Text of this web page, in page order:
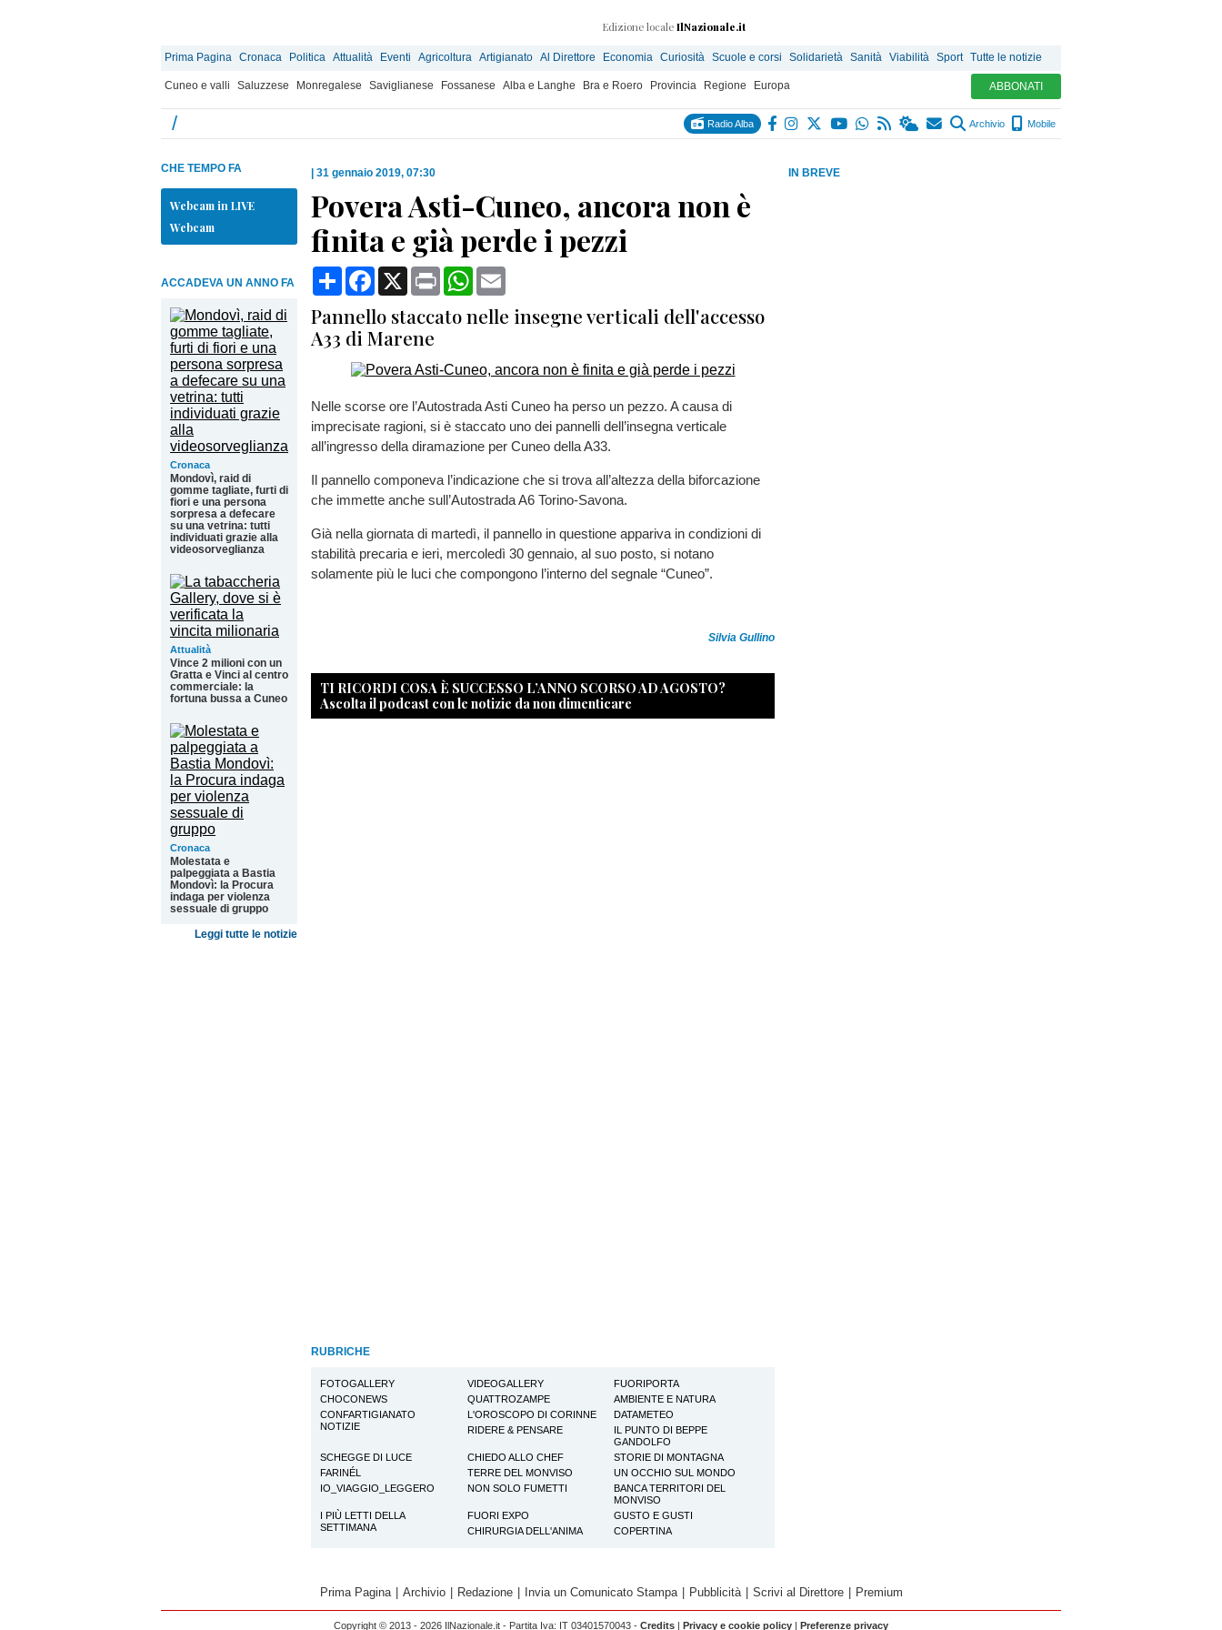
Edizione locale IlNazionale.it
Prima Pagina Cronaca Politica Attualità Eventi Agricoltura Artigianato Al Direttore Economia Curiosità Scuole e corsi Solidarietà Sanità Viabilità Sport Tutte le notizie
Cuneo e valli Saluzzese Monregalese Saviglianese Fossanese Alba e Langhe Bra e Roero Provincia Regione Europa ABBONATI
/ Radio Alba Archivio Mobile
IN BREVE
CHE TEMPO FA
Webcam in LIVE
Webcam
ACCADEVA UN ANNO FA
Cronaca
Mondovì, raid di
gomme tagliate, furti di
fiori e una persona
sorpresa a defecare
su una vetrina: tutti
individuati grazie alla
videosorveglianza
Attualità
Vince 2 milioni con un
Gratta e Vinci al centro
commerciale: la
fortuna bussa a Cuneo
Cronaca
Molestata e
palpeggiata a Bastia
Mondovì: la Procura
indaga per violenza
sessuale di gruppo
Leggi tutte le notizie
31 gennaio 2019, 07:30
Povera Asti-Cuneo, ancora non è
finita e già perde i pezzi
CondividiFacebook
X Print WhatsApp
Pannello staccato nelle insegne verticali dell'accesso
A33 di Marene
Nelle scorse ore l’Autostrada Asti Cuneo ha perso un pezzo. A causa di
imprecisate ragioni, si è staccato uno dei pannelli dell’insegna verticale
all’ingresso della diramazione per Cuneo della A33.
Il pannello componeva l’indicazione che si trova all’altezza della biforcazione
che immette anche sull’Autostrada A6 Torino-Savona.
Già nella giornata di martedì, il pannello in questione appariva in condizioni di
stabilità precaria e ieri, mercoledì 30 gennaio, al suo posto, si notano
solamente più le luci che compongono l’interno del segnale “Cuneo”.
Silvia Gullino
TI RICORDI COSA È SUCCESSO L’ANNO SCORSO AD AGOSTO?
Ascolta il podcast con le notizie da non dimenticare
RUBRICHE
FOTOGALLERY VIDEOGALLERY
FUORIPORTA
CHOCONEWS
QUATTROZAMPE
AMBIENTE E NATURA
CONFARTIGIANATO
NOTIZIE
L'OROSCOPO DI CORINNE
DATAMETEO
RIDERE & PENSARE
IL PUNTO DI BEPPE
GANDOLFO
SCHEGGE DI LUCE
CHIEDO ALLO CHEF
STORIE DI MONTAGNA
FARINÉL
TERRE DEL MONVISO
UN OCCHIO SUL MONDO
IO_VIAGGIO_LEGGERO
NON SOLO FUMETTI
BANCA TERRITORI DEL
MONVISO
I PIÙ LETTI DELLA
SETTIMANA
FUORI EXPO
GUSTO E GUSTI
CHIRURGIA DELL'ANIMA
COPERTINA
Prima Pagina Archivio Redazione Invia un Comunicato Stampa Pubblicità Scrivi al Direttore Premium
Copyright © 2013 - 2026 IlNazionale.it - Partita Iva: IT 03401570043 - Credits | Privacy e cookie policy | Preferenze privacy